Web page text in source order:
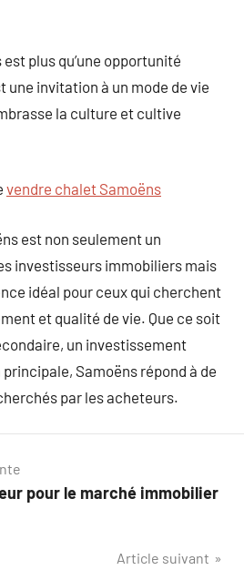
plus qu’une opportunité
une invitation à un mode de vie
la culture et cultive
vendre chalet Samoëns
est non seulement un
investisseurs immobiliers mais
idéal pour ceux qui cherchent
et qualité de vie. Que ce soit
un investissement
Samoëns répond à de
par les acheteurs.
pour le marché immobilier
Article suivant